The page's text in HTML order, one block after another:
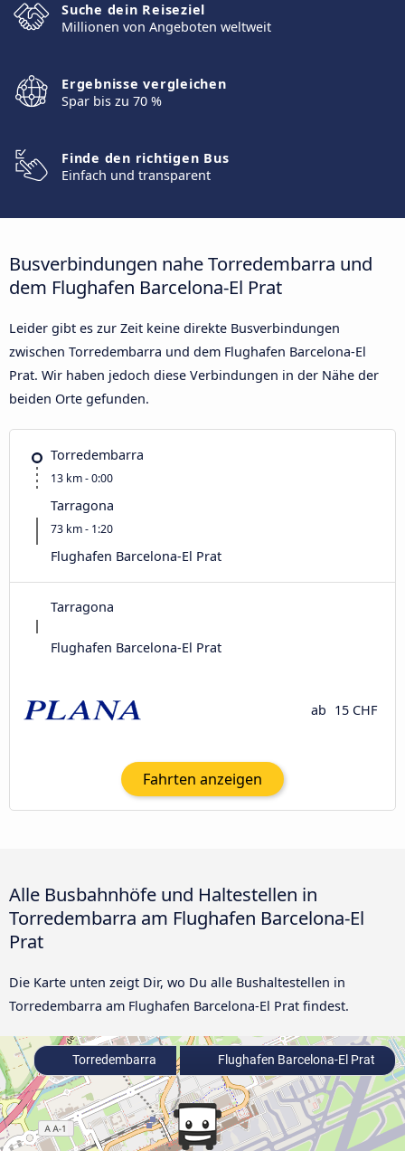
Suche dein Reiseziel
Millionen von Angeboten weltweit
Ergebnisse vergleichen
Spar bis zu 70 %
Finde den richtigen Bus
Einfach und transparent
Busverbindungen nahe Torredembarra und
dem Flughafen Barcelona-El Prat
Leider gibt es zur Zeit keine direkte Busverbindungen
zwischen Torredembarra und dem Flughafen Barcelona-El
Prat. Wir haben jedoch diese Verbindungen in der Nähe der
beiden Orte gefunden.
Torredembarra
13 km - 0:00
Tarragona
73 km - 1:20
Flughafen Barcelona-El Prat
Tarragona
Flughafen Barcelona-El Prat
ab 15 CHF
Fahrten anzeigen
Alle Busbahnhöfe und Haltestellen in
Torredembarra am Flughafen Barcelona-El
Prat
Die Karte unten zeigt Dir, wo Du alle Bushaltestellen in
Torredembarra am Flughafen Barcelona-El Prat findest.
Torredembarra Flughafen Barcelona-El Prat